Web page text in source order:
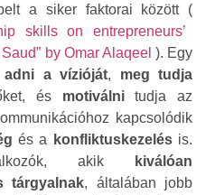
a siker faktorai között (
skills on entrepreneurs’
by Omar Alaqeel ). Egy
a vízióját, meg tudja
és motiválnitudja az
kapcsolódik
és a konfliktuskezelésis.
akik
kiválóan
tárgyalnak, általában jobb